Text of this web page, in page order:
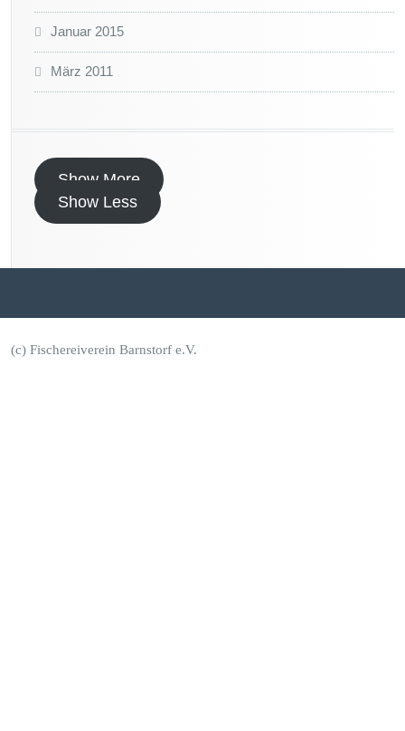
Januar 2015
März 2011
Show More
Show Less
(c) Fischereiverein Barnstorf e.V.